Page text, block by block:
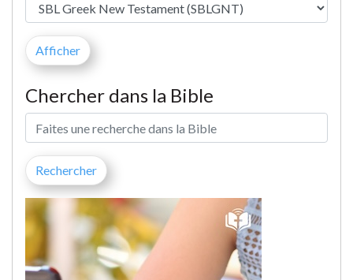
Chercher dans la Bible